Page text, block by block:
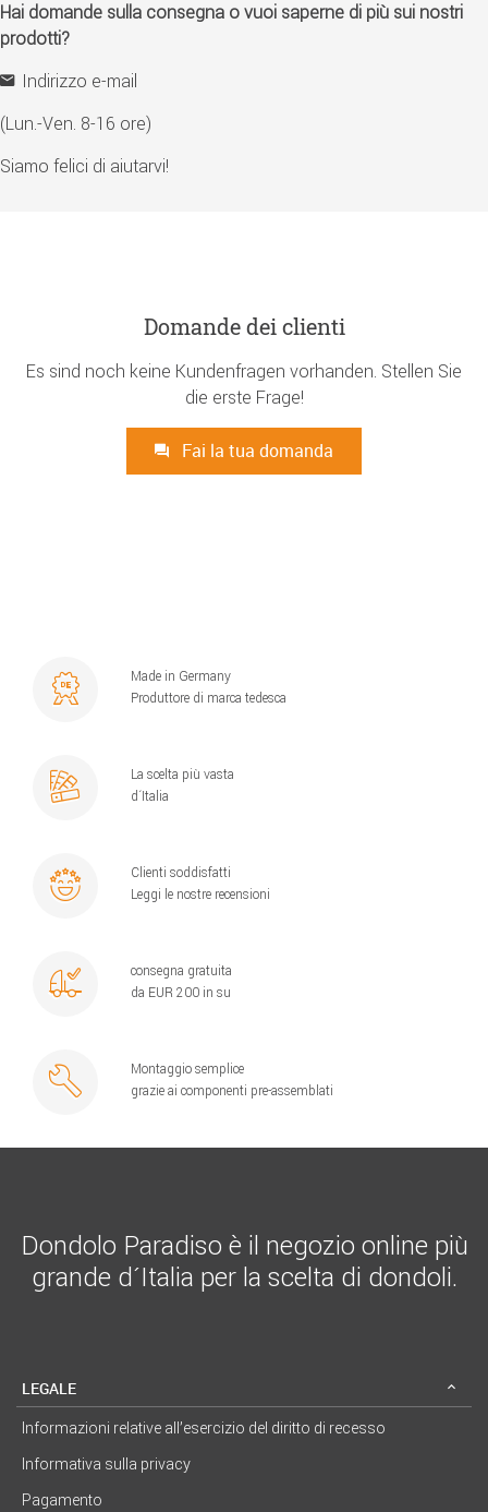
Hai domande sulla consegna o vuoi saperne di più sui nostri
prodotti?
Indirizzo e-mail
(Lun.-Ven. 8-16 ore)
Siamo felici di aiutarvi!
Domande dei clienti
Es sind noch keine Kundenfragen vorhanden. Stellen Sie
die erste Frage!
Fai la tua domanda
Made in Germany
Produttore di marca tedesca
La scelta più vasta
d´Italia
Clienti soddisfatti
Leggi le nostre recensioni
consegna gratuita
da EUR 200 in su
Montaggio semplice
grazie ai componenti pre-assemblati
Dondolo Paradiso è il negozio online più
grande d´Italia per la scelta di dondoli.
LEGALE
Informazioni relative all’esercizio del diritto di recesso
Informativa sulla privacy
Pagamento